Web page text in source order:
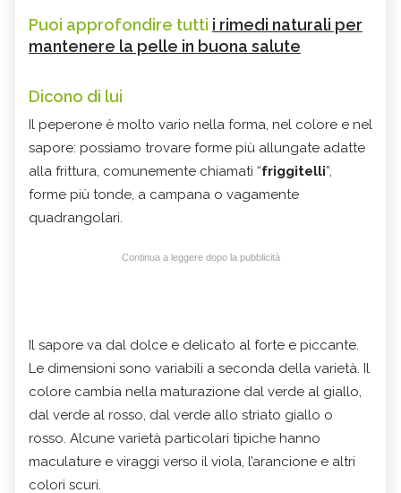
Puoi approfondire tutti i rimedi naturali per
mantenere la pelle in buona salute
Dicono di lui
Il peperone è molto vario nella forma, nel colore e nel
sapore: possiamo trovare forme più allungate adatte
alla frittura, comunemente chiamati “friggitelli”,
forme più tonde, a campana o vagamente
quadrangolari.
Continua a leggere dopo la pubblicità
Il sapore va dal dolce e delicato al forte e piccante.
Le dimensioni sono variabili a seconda della varietà. Il
colore cambia nella maturazione dal verde al giallo,
dal verde al rosso, dal verde allo striato giallo o
rosso. Alcune varietà particolari tipiche hanno
maculature e viraggi verso il viola, l’arancione e altri
colori scuri.